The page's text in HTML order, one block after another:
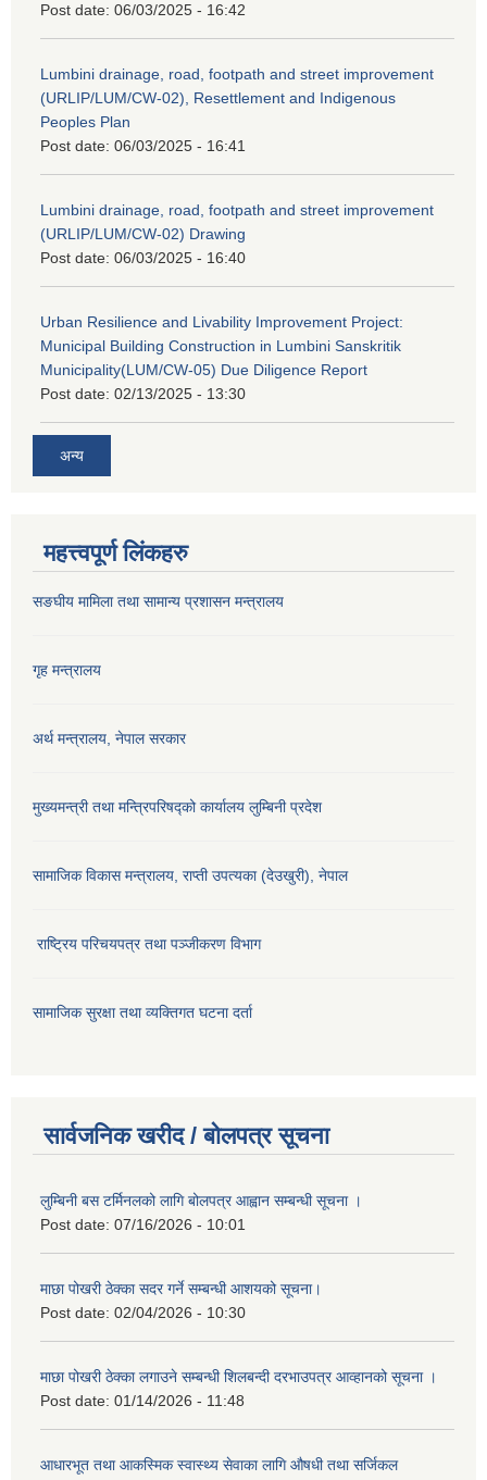
Post date: 06/03/2025 - 16:42
Lumbini drainage, road, footpath and street improvement
(URLIP/LUM/CW-02), Resettlement and Indigenous
Peoples Plan
Post date: 06/03/2025 - 16:41
Lumbini drainage, road, footpath and street improvement
(URLIP/LUM/CW-02) Drawing
Post date: 06/03/2025 - 16:40
Urban Resilience and Livability Improvement Project:
Municipal Building Construction in Lumbini Sanskritik
Municipality(LUM/CW-05) Due Diligence Report
Post date: 02/13/2025 - 13:30
अन्य
महत्त्वपूर्ण लिंकहरु
सङघीय मामिला तथा सामान्य प्रशासन मन्‍त्रालय
गृह मन्त्रालय
अर्थ मन्त्रालय, नेपाल सरकार
मुख्यमन्त्री तथा मन्त्रिपरिषद्को कार्यालय लुम्बिनी प्रदेश
सामाजिक विकास मन्‍‍त्रालय, राप्ती उपत्यका (देउखुरी), नेपाल
राष्ट्रिय परिचयपत्र तथा पञ्जीकरण विभाग
सामाजिक सुरक्षा तथा व्यक्तिगत घटना दर्ता
सार्वजनिक खरीद / बोलपत्र सूचना
लुम्बिनी बस टर्मिनलको लागि बोलपत्र आह्वान सम्बन्धी सूचना ।
Post date: 07/16/2026 - 10:01
माछा पोखरी ठेक्का सदर गर्ने सम्बन्धी आशयको सूचना।
Post date: 02/04/2026 - 10:30
माछा पोखरी ठेक्का लगाउने सम्बन्धी शिलबन्दी दरभाउपत्र आव्हानको सूचना ।
Post date: 01/14/2026 - 11:48
आधारभूत तथा आकस्मिक स्वास्थ्य सेवाका लागि औषधी तथा सर्जिकल